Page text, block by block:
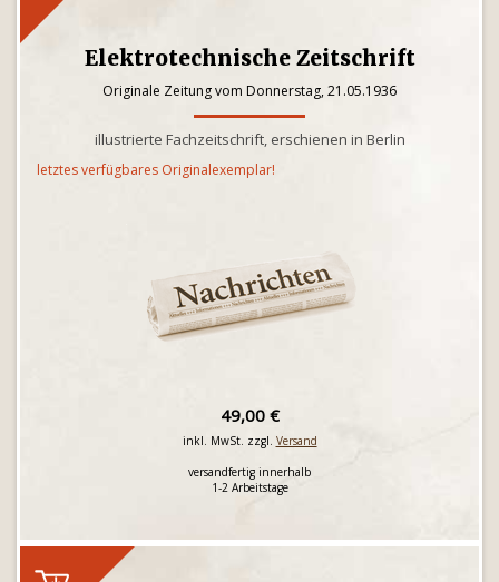
Elektrotechnische Zeitschrift
Originale Zeitung vom Donnerstag, 21.05.1936
illustrierte Fachzeitschrift, erschienen in Berlin
letztes verfügbares Originalexemplar!
49,00 €
inkl. MwSt. zzgl. Versand
versandfertig innerhalb
1-2 Arbeitstage